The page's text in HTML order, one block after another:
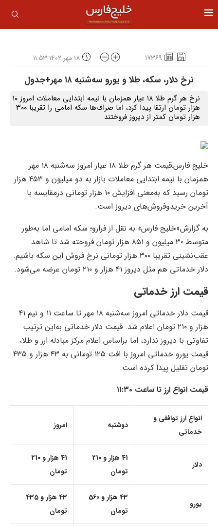
17369 ۱۸ مهر ۱۴۰۲ ۱۱:۵۳
نرخ دلار، سکه، طلا و یورو سه‌شنبه ۱۸ مهر+جدول
نرخ هر گرم طلا ۱۸ عیار همزمان با نیمه ابتدایی معاملات امروز ۱۰
هزار تومان ارتقا پیدا کرد، اما صراف‌ها سکه امامی را تقریبا ۳۰۰
هزار تومان کمتر از دیروز فروختند
خلیج فارس:قیمت هر گرم طلا ۱۸ عیار امروز سه‌شنبه ۱۸ مهر
همزمان با نیمه ابتدایی معاملات بازار به دو میلیون و ۴۵۳ هزار
تومان رسید که به‌معنی افزایش ۱۰ هزار تومانی درمقایسه با
آخرین خریدوفروش‌های دیروز است.
به گزارش«خلیج فارس» به نقل از فرارو؛ سکه امامی اما به‌طور
متوسط ۳۰ میلیون و ۸۵۱ هزار تومان فروخته شد تا شاهد
عقب‌نشینی تقریبا ۳۰۰ هزار تومانی نرخ فروش این سکه باشیم.
دلار خدماتی هم مثل دیروز ۴۱ هزار و ۲۱۰ تومان عرضه می‌شود.
قیمت ارز خدماتی
قیمت دلار خدماتی امروز سه‌شنبه ۱۸ مهر تا ساعت ۱۱ و نیم ۴۱
هزار و ۲۱۰ تومان اعلام شد. قیمت دلار خدماتی به‌این ترتیب
تفاوتی با دیروز ندارد، اما براساس اعلام مرکز مبادله ارز و طلا،
قیمت یورو خدماتی امروز با افت ۱۲۵ تومانی به ۴۳ هزار و ۴۳۵
تومان تقلیل پیدا کرده است.
قیمت انواع ارز تا ساعت ۱۱:۳۰
انواع ارز توافقی و
خدماتی
دوشنبه امروز
دلار
41 هزار و 210
تومان
41 هزار و 210
تومان
یورو
43 هزار و 560
تومان
43 هزار و 435
تومان